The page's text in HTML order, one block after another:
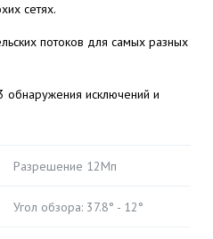
сетях.
потоков для самых разных
обнаружения исключений и
Разрешение 12Мп
Угол обзора: 37.8° - 12°